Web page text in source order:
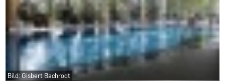
Bild: Gisbert Bachrodt